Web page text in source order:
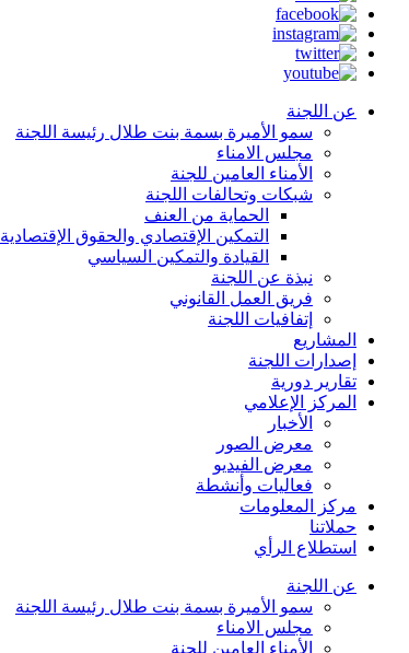
عن اللجنة
سمو الأميرة بسمة بنت طلال رئيسة اللجنة
مجلس الامناء
الأمناء العامين للجنة
شبكات وتحالفات اللجنة
الحماية من العنف
التمكين الإقتصادي والحقوق الإقتصادية
القيادة والتمكين السياسي
نبذة عن اللجنة
فريق العمل القانوني
إتفافيات اللجنة
المشاريع
إصدارات اللجنة
تقارير دورية
المركز الإعلامي
الأخبار
معرض الصور
معرض الفيديو
فعاليات وأنشطة
مركز المعلومات
حملاتنا
استطلاع الرأي
عن اللجنة
سمو الأميرة بسمة بنت طلال رئيسة اللجنة
مجلس الامناء
الأمناء العامين للجنة